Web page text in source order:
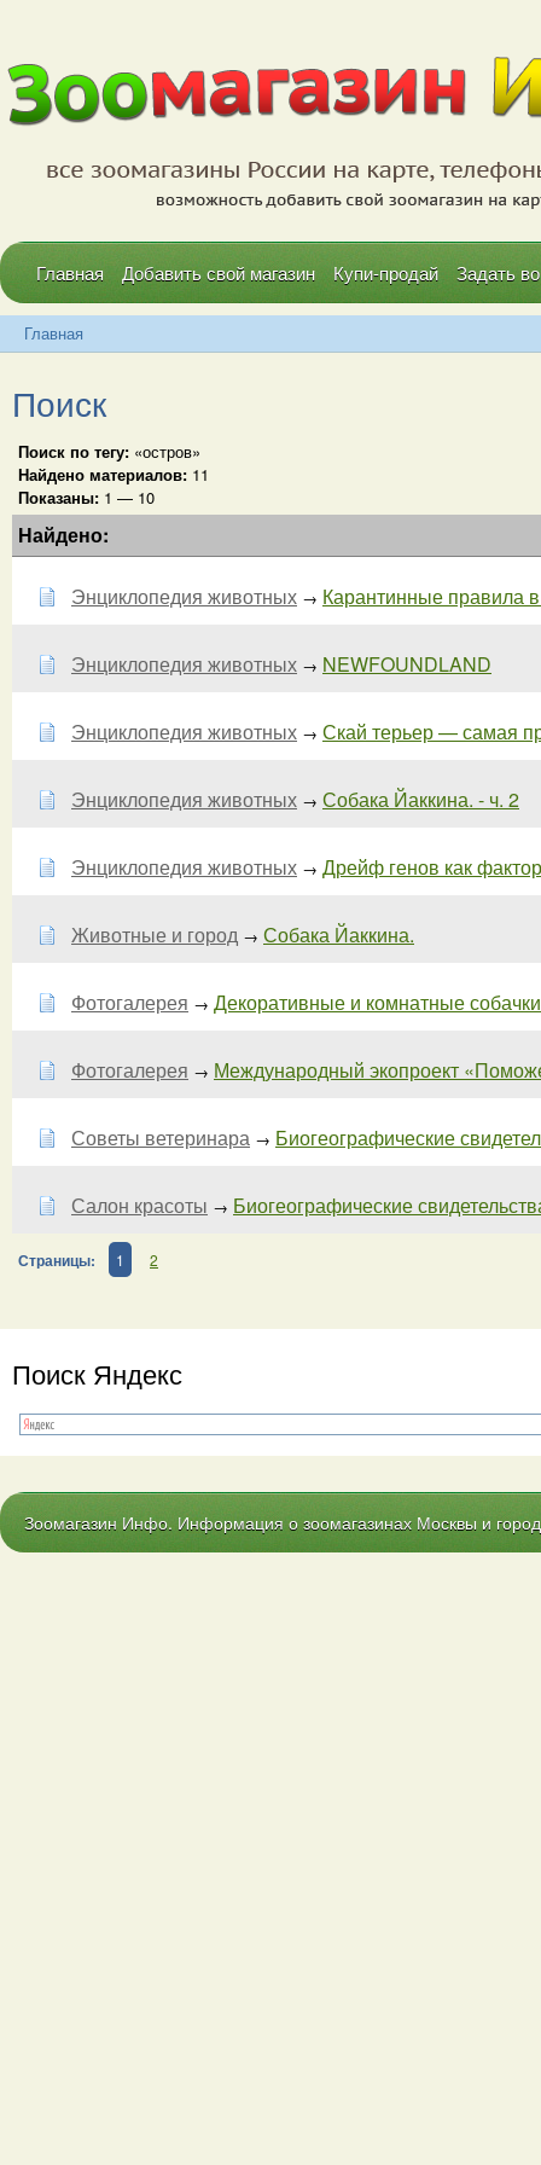
Главная Добавить свой магазин Купи-продай Задать
Главная
Поиск
Поиск по тегу: «остров»
Найдено материалов: 11
Показаны: 1 — 10
Найдено:
Энциклопедия животных → Карантинные правила
Энциклопедия животных → NEWFOUNDLAND
Энциклопедия животных → Скай терьер — самая
Энциклопедия животных → Собака Йаккина. - ч. 2
Энциклопедия животных → Дрейф генов как
Животные и город → Собака Йаккина.
Фотогалерея → Декоративные и комнатные
Фотогалерея → Международный экопроект
Советы ветеринара → Биогеографические
Салон красоты → Биогеографические
Страницы: 1 2
Поиск Яндекс
Зоомагазин Инфо. Информация о зоомагазинах Москвы и